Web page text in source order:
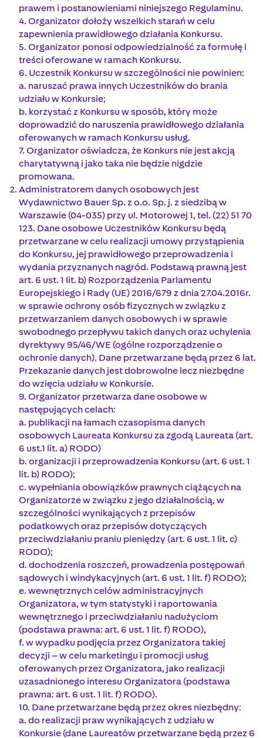
prawem i postanowieniami niniejszego Regulaminu.
4. Organizator dołoży wszelkich starań w celu
zapewnienia prawidłowego działania Konkursu.
5. Organizator ponosi odpowiedzialność za formułę i
treści oferowane w ramach Konkursu.
6. Uczestnik Konkursu w szczególności nie powinien:
a. naruszać prawa innych Uczestników do brania
udziału w Konkursie;
b. korzystać z Konkursu w sposób, który może
doprowadzić do naruszenia prawidłowego działania
oferowanych w ramach Konkursu usług.
7. Organizator oświadcza, że Konkurs nie jest akcją
charytatywną i jako taka nie będzie nigdzie
promowana.
Administratorem danych osobowych jest
Wydawnictwo Bauer Sp. z o.o. Sp. j. z siedzibą w
Warszawie (04-035) przy ul. Motorowej 1, tel. (22) 51 70
123. Dane osobowe Uczestników Konkursu będą
przetwarzane w celu realizacji umowy przystąpienia
do Konkursu, jej prawidłowego przeprowadzenia i
wydania przyznanych nagród. Podstawą prawną jest
art. 6 ust. 1 lit. b) Rozporządzenia Parlamentu
Europejskiego i Rady (UE) 2016/679 z dnia 27.04.2016r.
w sprawie ochrony osób fizycznych w związku z
przetwarzaniem danych osobowych i w sprawie
swobodnego przepływu takich danych oraz uchylenia
dyrektywy 95/46/WE (ogólne rozporządzenie o
ochronie danych). Dane przetwarzane będą przez 6 lat.
Przekazanie danych jest dobrowolne lecz niezbędne
do wzięcia udziału w Konkursie.
9. Organizator przetwarza dane osobowe w
następujących celach:
a. publikacji na łamach czasopisma danych
osobowych Laureata Konkursu za zgodą Laureata (art.
6 ust.1 lit. a) RODO)
b. organizacji i przeprowadzenia Konkursu (art. 6 ust. 1
lit. b) RODO);
c. wypełniania obowiązków prawnych ciążących na
Organizatorze w związku z jego działalnością, w
szczególności wynikających z przepisów
podatkowych oraz przepisów dotyczących
przeciwdziałaniu praniu pieniędzy (art. 6 ust. 1 lit. c)
RODO);
d. dochodzenia roszczeń, prowadzenia postępowań
sądowych i windykacyjnych (art. 6 ust. 1 lit. f) RODO);
e. wewnętrznych celów administracyjnych
Organizatora, w tym statystyki i raportowania
wewnętrznego i przeciwdziałaniu nadużyciom
(podstawa prawna: art. 6 ust. 1 lit. f) RODO),
f. w wypadku podjęcia przez Organizatora takiej
decyzji – w celu marketingu i promocji usług
oferowanych przez Organizatora, jako realizacji
uzasadnionego interesu Organizatora (podstawa
prawna: art. 6 ust. 1 lit. f) RODO).
10. Dane przetwarzane będą przez okres niezbędny:
a. do realizacji praw wynikających z udziału w
Konkursie (dane Laureatów przetwarzane będą przez 6